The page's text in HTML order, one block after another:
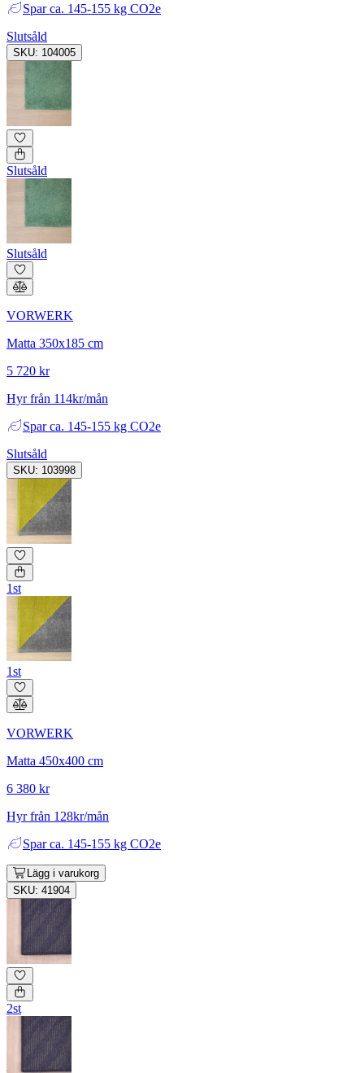
Spar ca. 145-155 kg CO2e
Slutsåld
SKU: 104005
Slutsåld
Slutsåld
VORWERK
Matta 350x185 cm
5 720 kr
Hyr från 114kr/mån
Spar ca. 145-155 kg CO2e
Slutsåld
SKU: 103998
1st
1st
VORWERK
Matta 450x400 cm
6 380 kr
Hyr från 128kr/mån
Spar ca. 145-155 kg CO2e
Lägg i varukorg
SKU: 41904
2st